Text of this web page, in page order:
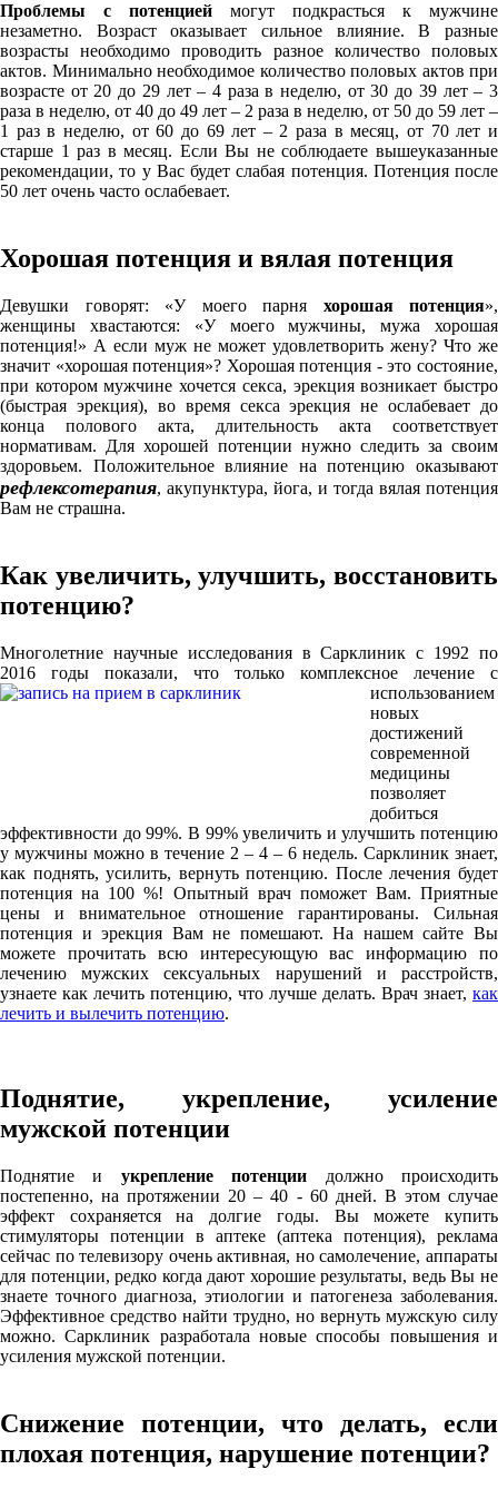
Проблемы с потенцией могут подкрасться к мужчине
незаметно. Возраст оказывает сильное влияние. В разные
возрасты необходимо проводить разное количество половых
актов. Минимально необходимое количество половых актов при
возрасте от 20 до 29 лет – 4 раза в неделю, от 30 до 39 лет – 3
раза в неделю, от 40 до 49 лет – 2 раза в неделю, от 50 до 59 лет –
1 раз в неделю, от 60 до 69 лет – 2 раза в месяц, от 70 лет и
старше 1 раз в месяц. Если Вы не соблюдаете вышеуказанные
рекомендации, то у Вас будет слабая потенция. Потенция после
50 лет очень часто ослабевает.
Хорошая потенция и вялая потенция
Девушки говорят: «У моего парня хорошая потенция»,
женщины хвастаются: «У моего мужчины, мужа хорошая
потенция!» А если муж не может удовлетворить жену? Что же
значит «хорошая потенция»? Хорошая потенция - это состояние,
при котором мужчине хочется секса, эрекция возникает быстро
(быстрая эрекция), во время секса эрекция не ослабевает до
конца полового акта, длительность акта соответствует
нормативам. Для хорошей потенции нужно следить за своим
здоровьем. Положительное влияние на потенцию оказывают
рефлексотерапия, акупунктура, йога, и тогда вялая потенция
Вам не страшна.
Как увеличить, улучшить, восстановить
потенцию?
Многолетние научные исследования в Сарклиник с 1992 по
2016 годы показали, что только комплексное лечение с
использованием
новых
достижений
современной
медицины
позволяет
добиться
эффективности до 99%. В 99% увеличить и улучшить потенцию
у мужчины можно в течение 2 – 4 – 6 недель. Сарклиник знает,
как поднять, усилить, вернуть потенцию. После лечения будет
потенция на 100 %! Опытный врач поможет Вам. Приятные
цены и внимательное отношение гарантированы. Сильная
потенция и эрекция Вам не помешают. На нашем сайте Вы
можете прочитать всю интересующую вас информацию по
лечению мужских сексуальных нарушений и расстройств,
узнаете как лечить потенцию, что лучше делать. Врач знает, как
лечить и вылечить потенцию.
Поднятие, укрепление, усиление
мужской потенции
Поднятие и укрепление потенции должно происходить
постепенно, на протяжении 20 – 40 - 60 дней. В этом случае
эффект сохраняется на долгие годы. Вы можете купить
стимуляторы потенции в аптеке (аптека потенция), реклама
сейчас по телевизору очень активная, но самолечение, аппараты
для потенции, редко когда дают хорошие результаты, ведь Вы не
знаете точного диагноза, этиологии и патогенеза заболевания.
Эффективное средство найти трудно, но вернуть мужскую силу
можно. Сарклиник разработала новые способы повышения и
усиления мужской потенции.
Снижение потенции, что делать, если
плохая потенция, нарушение потенции?